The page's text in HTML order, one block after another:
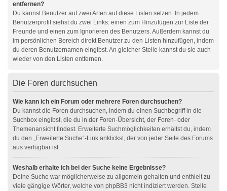
entfernen?
Du kannst Benutzer auf zwei Arten auf diese Listen setzen: In jedem
Benutzerprofil siehst du zwei Links: einen zum Hinzufügen zur Liste der
Freunde und einen zum Ignorieren des Benutzers. Außerdem kannst du
im persönlichen Bereich direkt Benutzer zu den Listen hinzufügen, indem
du deren Benutzernamen eingibst. An gleicher Stelle kannst du sie auch
wieder von den Listen entfernen.
Die Foren durchsuchen
Wie kann ich ein Forum oder mehrere Foren durchsuchen?
Du kannst die Foren durchsuchen, indem du einen Suchbegriff in die
Suchbox eingibst, die du in der Foren-Übersicht, der Foren- oder
Themenansicht findest. Erweiterte Suchmöglichkeiten erhältst du, indem
du den „Erweiterte Suche“-Link anklickst, der von jeder Seite des Forums
aus verfügbar ist.
Weshalb erhalte ich bei der Suche keine Ergebnisse?
Deine Suche war möglicherweise zu allgemein gehalten und enthielt zu
viele gängige Wörter, welche von phpBB3 nicht indiziert werden. Stelle